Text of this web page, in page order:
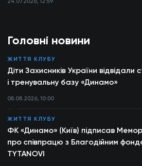
Головні новини
ЖИТТЯ КЛУБУ
Діти Захисників України відвідали
і тренувальну базу «Динамо»
08.08.2026, 10:00
ЖИТТЯ КЛУБУ
ФК «Динамо» (Київ) підписав
про співпрацю з Благодійним
TYTANOVI